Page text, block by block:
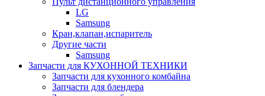
LG
Samsung
Кран,клапан,испаритель
Другие части
Samsung
Запчасти для КУХОННОЙ ТЕХНИКИ
Запчасти для кухонного комбайна
Запчасти для блендера